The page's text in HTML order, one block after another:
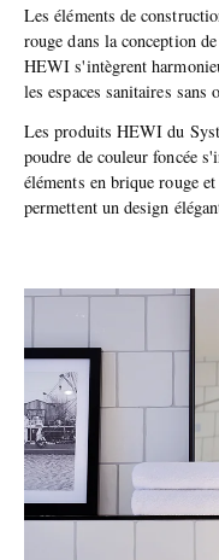
Les éléments de
rouge dans la conception
HEWI s'intègrent
les espaces sanitaires sans
Les produits HEWI du
poudre de couleur foncée
éléments en brique rouge
permettent un design